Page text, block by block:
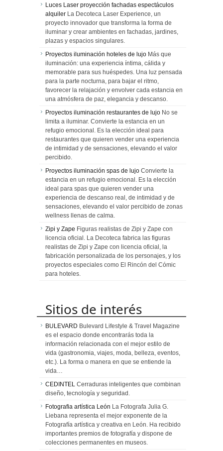
Luces Laser proyección fachadas espectáculos
alquiler La Decoteca Laser Experience, un
proyecto innovador que transforma la forma de
iluminar y crear ambientes en fachadas, jardines,
plazas y espacios singulares.
Proyectos iluminación hoteles de lujo Más que
iluminación: una experiencia íntima, cálida y
memorable para sus huéspedes. Una luz pensada
para la parte nocturna, para bajar el ritmo,
favorecer la relajación y envolver cada estancia en
una atmósfera de paz, elegancia y descanso.
Proyectos iluminación restaurantes de lujo No se
limita a iluminar. Convierte la estancia en un
refugio emocional. Es la elección ideal para
restaurantes que quieren vender una experiencia
de intimidad y de sensaciones, elevando el valor
percibido.
Proyectos iluminación spas de lujo Convierte la
estancia en un refugio emocional. Es la elección
ideal para spas que quieren vender una
experiencia de descanso real, de intimidad y de
sensaciones, elevando el valor percibido de zonas
wellness llenas de calma.
Zipi y Zape Figuras realistas de Zipi y Zape con
licencia oficial. La Decoteca fabrica las figuras
realistas de Zipi y Zape con licencia oficial, la
fabricación personalizada de los personajes, y los
proyectos especiales como El Rincón del Cómic
para hoteles.
Sitios de interés
BULEVARD Bulevard Lifestyle & Travel Magazine
es el espacio donde encontrarás toda la
información relacionada con el mejor estilo de
vida (gastronomia, viajes, moda, belleza, eventos,
etc.). La forma o manera en que se entiende la
vida…
CEDINTEL Cerraduras inteligentes que combinan
diseño, tecnología y seguridad.
Fotografia artística León La Fotografa Julia G.
Liebana representa el mejor exponente de la
Fotografía artística y creativa en León. Ha recibido
importantes premios de fotografía y dispone de
colecciones permanentes en museos.